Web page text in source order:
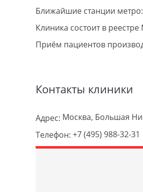
Ближайшие станции
Клиника состоит в
Приём пациентов
Контакты клиники
Адрес: Москва, Большая
Телефон: +7 (495) 988-32-31